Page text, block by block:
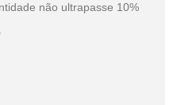
não ultrapasse 10%